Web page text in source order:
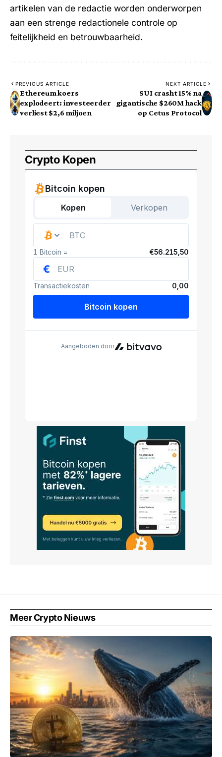
artikelen van de redactie worden onderworpen
aan een strenge redactionele controle op
feitelijkheid en betrouwbaarheid.
PREVIOUS ARTICLE
Ethereum koers
explodeert: investeerder
verliest $2,6 miljoen
NEXT ARTICLE
SUI crasht 15% na
gigantische $260M hack
op Cetus Protocol
Crypto Kopen
Meer Crypto Nieuws